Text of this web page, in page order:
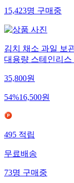
15,423명구매중
김치 채소 과일 보
대용량 스테인리
35,800원
54%16,500원
495적립
무료배송
73명구매중